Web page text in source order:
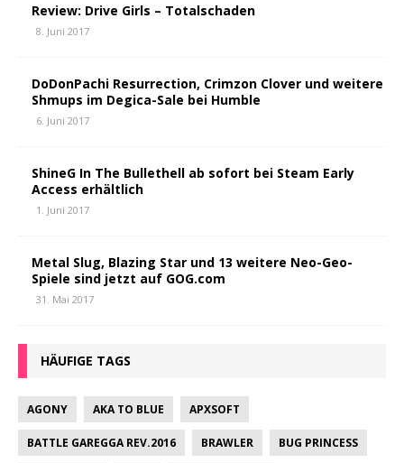
Review: Drive Girls – Totalschaden
8. Juni 2017
DoDonPachi Resurrection, Crimzon Clover und weitere
Shmups im Degica-Sale bei Humble
6. Juni 2017
ShineG In The Bullethell ab sofort bei Steam Early
Access erhältlich
1. Juni 2017
Metal Slug, Blazing Star und 13 weitere Neo-Geo-
Spiele sind jetzt auf GOG.com
31. Mai 2017
HÄUFIGE TAGS
AGONY AKA TO BLUE APXSOFT
BATTLE GAREGGA REV.2016 BRAWLER BUG PRINCESS